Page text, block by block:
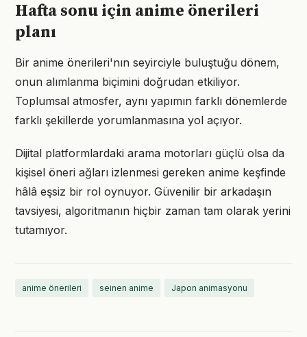
Hafta sonu için anime önerileri
planı
Bir anime önerileri'nın seyirciyle buluştuğu dönem,
onun alımlanma biçimini doğrudan etkiliyor.
Toplumsal atmosfer, aynı yapımın farklı dönemlerde
farklı şekillerde yorumlanmasına yol açıyor.
Dijital platformlardaki arama motorları güçlü olsa da
kişisel öneri ağları izlenmesi gereken anime keşfinde
hâlâ eşsiz bir rol oynuyor. Güvenilir bir arkadaşın
tavsiyesi, algoritmanın hiçbir zaman tam olarak yerini
tutamıyor.
anime önerileri seinen anime Japon animasyonu